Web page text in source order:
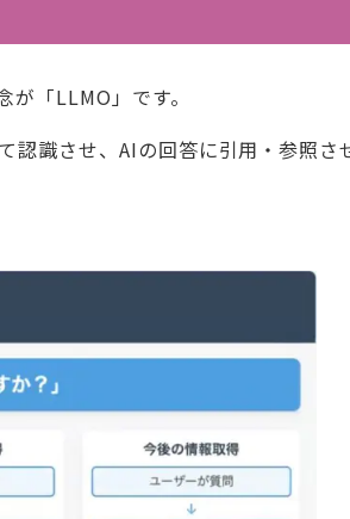
「LLMO」です。
認識させ、AIの回答に引用・参照さ